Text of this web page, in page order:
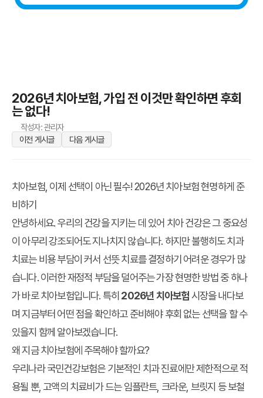
2026년 치아보험, 가입 전 이것만 확인하면 후회
는 없다!
작성자: 관리자
이전 게시글
다음 게시글
치아보험, 이제 선택이 아닌 필수! 2026년 치아보험 현명하게 준
비하기
안녕하세요. 우리의 건강을 지키는 데 있어 치아 건강은 그 중요성
이 아무리 강조되어도 지나치지 않습니다. 하지만 불행히도 치과
치료는 비용 부담이 커서 선뜻 치료를 결정하기 어려운 경우가 많
습니다. 이러한 재정적 부담을 덜어주는 가장 현명한 방법 중 하나
가 바로 치아보험입니다. 특히 2026년 치아보험시장을 내다보
며 지금부터 어떤 점을 확인하고 준비해야 후회 없는 선택을 할 수
있을지 함께 알아보겠습니다.
왜 지금 치아보험에 주목해야 할까요?
우리나라 국민건강보험은 기본적인 치과 진료에만 제한적으로 적
용될 뿐, 고액의 치료비가 드는 임플란트, 크라운, 브릿지 등 보철